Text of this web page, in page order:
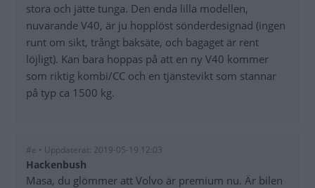
stora och jätte tunga. Den enda lilla modellen,
nuvarande V40, är ju hopplöst sönderdesignad (ingen
runt om sikt, trångt baksäte, och bagaget är rent
löjligt). Kan bara hoppas på att en ny V40 kommer
som riktig kombi/CC och en tjänstevikt som stannar
på typ ca 1500 kg.
#e • Uppdaterat: 2019-05-19 12:03
Hackenbush
Masa, du glömmer att Volvo är premium nu. Är bilen